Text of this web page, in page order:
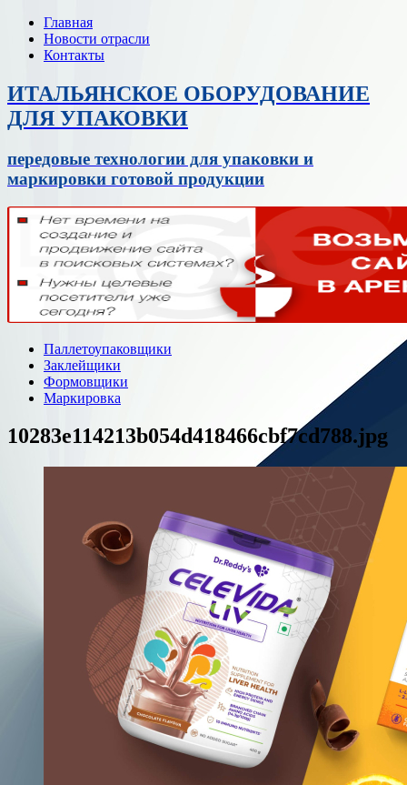
Главная
Новости отрасли
Контакты
ИТАЛЬЯНСКОЕ ОБОРУДОВАНИЕ
ДЛЯ УПАКОВКИ
передовые технологии для упаковки и
маркировки готовой продукции
Паллетоупаковщики
Заклейщики
Формовщики
Маркировка
10283e114213b054d418466cbf7cd788.jpg